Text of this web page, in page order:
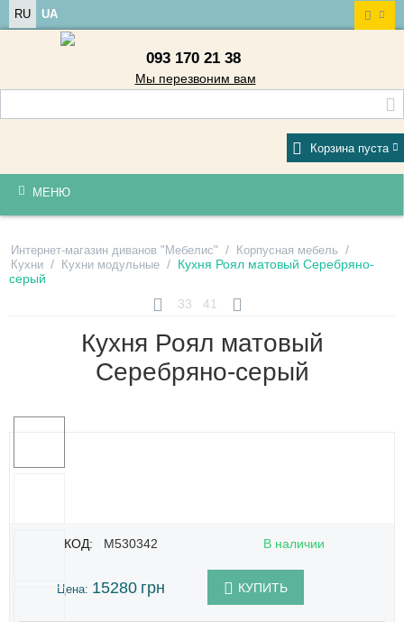
RU UA
093 170 21 38
Мы перезвоним вам
Корзина пуста
МЕНЮ
Интернет-магазин диванов "Мебелис" / Корпусная мебель /
Кухни / Кухни модульные / Кухня Роял матовый Серебряно-
серый
33
41
Кухня Роял матовый
Серебряно-серый
КОД: M530342 В наличии
Цена: 15280 грн КУПИТЬ